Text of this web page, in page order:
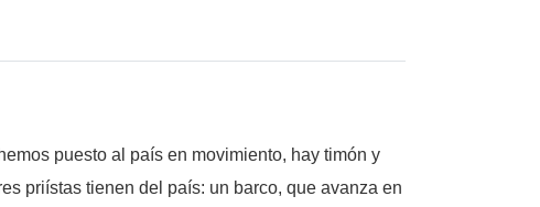
puesto al país en movimiento, hay timón y
priístas tienen del país: un barco, que avanza en